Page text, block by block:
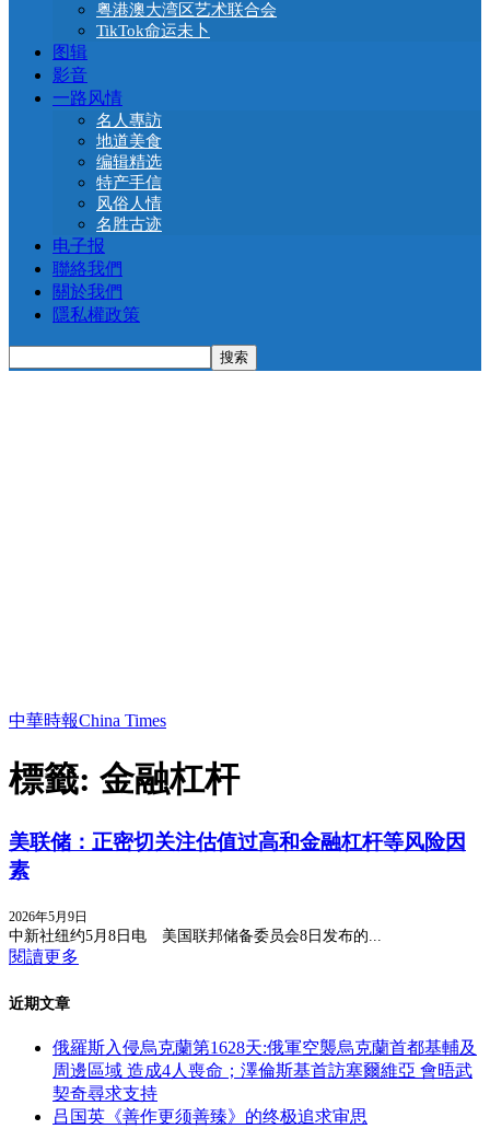
粤港澳大湾区艺术联合会
TikTok命运未卜
图辑
影音
一路风情
名人專訪
地道美食
编辑精选
特产手信
风俗人情
名胜古迹
电子报
聯絡我們
關於我們
隱私權政策
中華時報China Times
標籤: 金融杠杆
美联储：正密切关注估值过高和金融杠杆等风险因
素
2026年5月9日
中新社纽约5月8日电 美国联邦储备委员会8日发布的...
閱讀更多
近期文章
俄羅斯入侵烏克蘭第1628天:俄軍空襲烏克蘭首都基輔及
周邊區域 造成4人喪命；澤倫斯基首訪塞爾維亞 會晤武
契奇尋求支持
吕国英《善作更须善臻》的终极追求审思